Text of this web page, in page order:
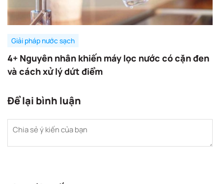
Giải pháp nước sạch
4+ Nguyên nhân khiến máy lọc nước có cặn đen
và cách xử lý dứt điểm
Để lại bình luận